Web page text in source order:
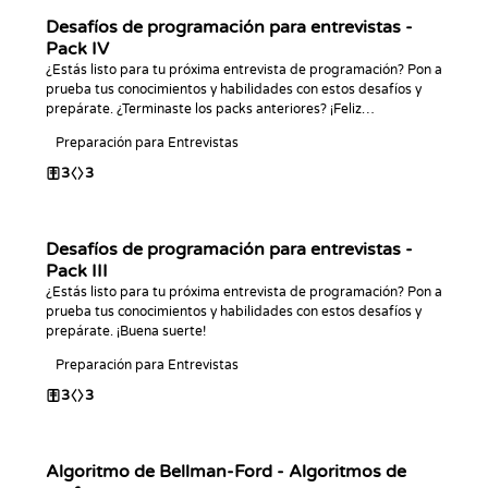
Desafíos de programación para entrevistas -
Pack IV
¿Estás listo para tu próxima entrevista de programación? Pon a
prueba tus conocimientos y habilidades con estos desafíos y
prepárate. ¿Terminaste los packs anteriores? ¡Feliz
Preparación para Entrevistas
3 3
Desafíos de programación para entrevistas -
Pack III
¿Estás listo para tu próxima entrevista de programación? Pon a
prueba tus conocimientos y habilidades con estos desafíos y
prepárate. ¡Buena suerte!
Preparación para Entrevistas
3 3
Algoritmo de Bellman-Ford - Algoritmos de